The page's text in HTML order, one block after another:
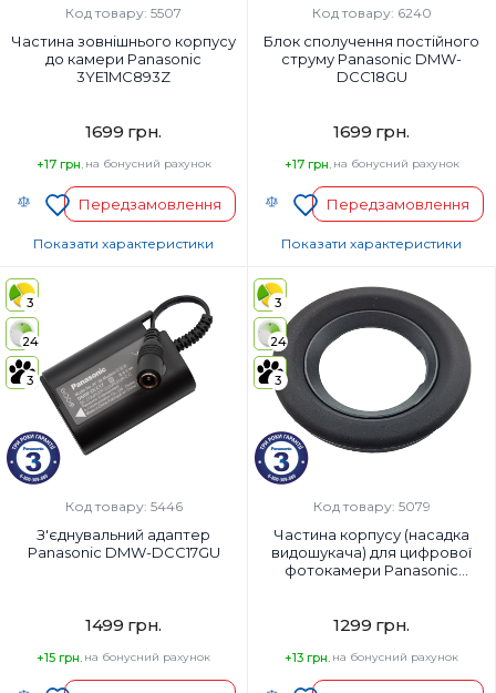
Код товару: 5507
Частина зовнішнього корпусу
до камери Panasonic
3YE1MC893Z
1699 грн.
+17 грн. на бонусний рахунок
Передзамовлення
Країна-виробник товару:
Китай
Страна регистрации бренда:
Китай
Показати характеристики
Код товару: 6240
Блок сполучення постійного
струму Panasonic DMW-
DCC18GU
1699 грн.
+17 грн. на бонусний рахунок
Передзамовлення
Код УКТ ЗЕД:
Країна-виробник товару:
Страна регистрации бренда:
Японія
Сумісність:
S5, S5II, S5IIX, G9II, GH5M2, GH6
Показати характеристики
3
24
3
Код товару: 5446
З'єднувальний адаптер
Panasonic DMW-DCC17GU
1499 грн.
+15 грн. на бонусний рахунок
3
24
3
Код товару: 5079
Частина корпусу (насадка
видошукача) для цифрової
фотокамери Panasonic
1299 грн.
+13 грн. на бонусний рахунок